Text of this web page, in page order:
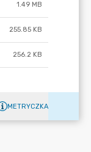
1.49 MB
255.85 KB
256.2 KB
METRYCZKA